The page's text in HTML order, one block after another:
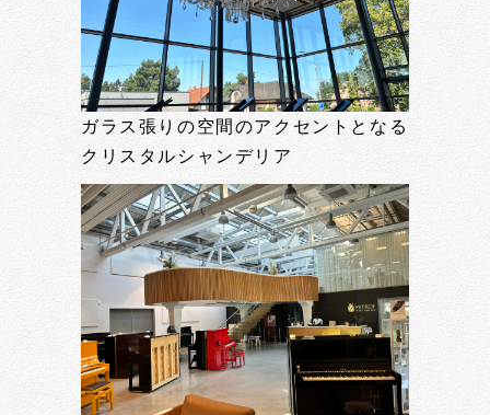
ガラス張りの空間のアクセントとなる
クリスタルシャンデリア